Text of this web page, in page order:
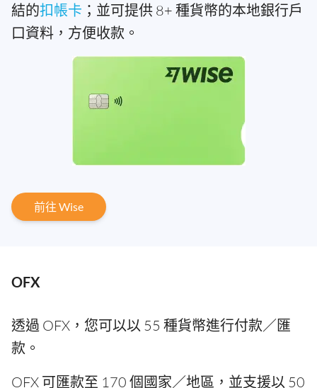
結的扣帳卡 ；並可提供 8+ 種貨幣的本地銀行戶
口資料，方便收款。
前往 Wise
OFX
透過 OFX，您可以以 55 種貨幣進行付款／匯
款。
OFX 可匯款至 170 個國家／地區，並支援以 50